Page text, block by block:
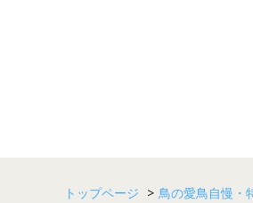
トップページ > 鳥の愛鳥自慢・